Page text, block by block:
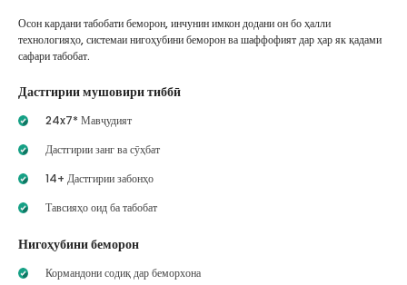
Осон кардани табобати беморон, инчунин имкон додани он бо ҳалли
технологияҳо, системаи нигоҳубини беморон ва шаффофият дар ҳар як қадами
сафари табобат.
Дастгирии мушовири тиббӣ
24x7* Мавҷудият
Дастгирии занг ва сӯҳбат
14+ Дастгирии забонҳо
Тавсияҳо оид ба табобат
Нигоҳубини беморон
Кормандони содиқ дар беморхона